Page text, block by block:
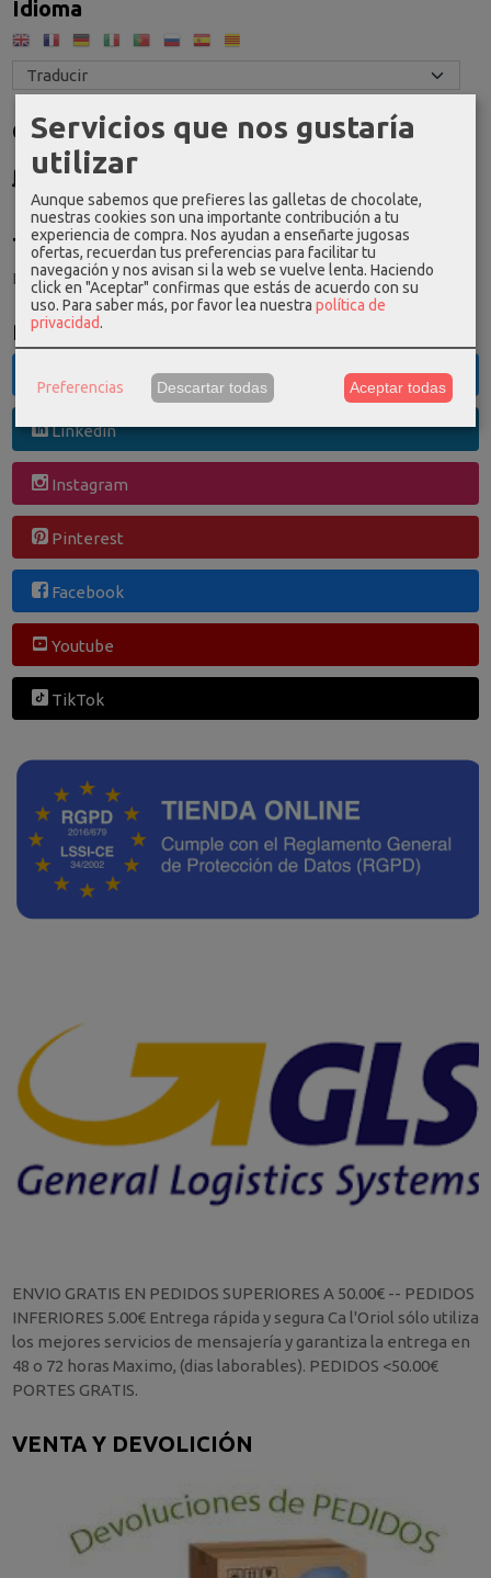
Idioma
Costes de Envío
GRATIS *
Consultar Destinos
Tu Carrito (0)
El carrito de la compra está vacío
Redes Sociales
Linkedin
Instagram
Pinterest
Facebook
Youtube
TikTok
ENVIO GRATIS EN PEDIDOS SUPERIORES A 50.00€ -- PEDIDOS
INFERIORES 5.00€ Entrega rápida y segura Ca l'Oriol sólo utiliza
los mejores servicios de mensajería y garantiza la entrega en
48 o 72 horas Maximo, (dias laborables). PEDIDOS <50.00€
PORTES GRATIS.
VENTA Y DEVOLICIÓN
Servicios que nos gustaría
utilizar
Aunque sabemos que prefieres las galletas de chocolate,
nuestras cookies son una importante contribución a tu
experiencia de compra. Nos ayudan a enseñarte jugosas
ofertas, recuerdan tus preferencias para facilitar tu
navegación y nos avisan si la web se vuelve lenta. Haciendo
click en "Aceptar" confirmas que estás de acuerdo con su
uso. Para saber más, por favor lea nuestra política de
privacidad.
Preferencias Descartar todas Aceptar todas